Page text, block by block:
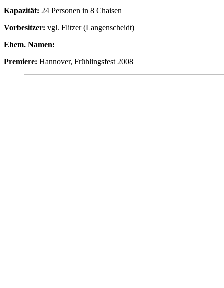
Kapazität: 24 Personen in 8 Chaisen
Vorbesitzer: vgl. Flitzer (Langenscheidt)
Ehem. Namen:
Premiere: Hannover, Frühlingsfest 2008